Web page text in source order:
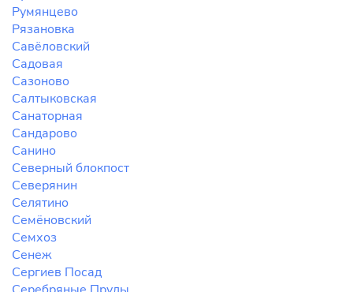
Румянцево
Рязановка
Савёловский
Садовая
Сазоново
Салтыковская
Санаторная
Сандарово
Санино
Северный блокпост
Северянин
Селятино
Семёновский
Семхоз
Сенеж
Сергиев Посад